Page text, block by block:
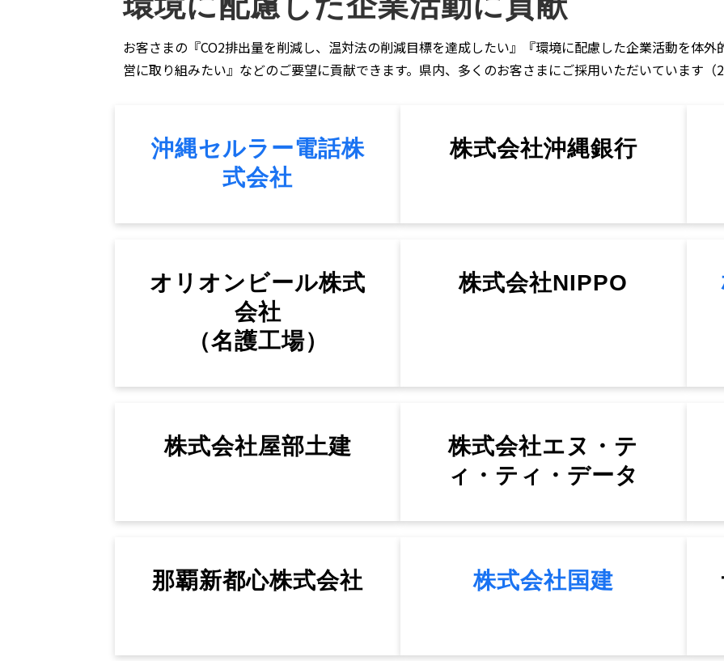
お客さまの『CO2排出量を削減し、温対法の削減目標を達成したい』『環境に配慮した企業活動を体外
営に取り組みたい』などのご要望に貢献できます。県内、多くのお客さまにご採用いただいています（
沖縄セルラー電話株
式会社
株式会社沖縄銀行
オリオンビール株式
会社
（名護工場）
株式会社NIPPO
株式会社屋部土建
株式会社エヌ・テ
ィ・ティ・データ
那覇新都心株式会社 株式会社国建